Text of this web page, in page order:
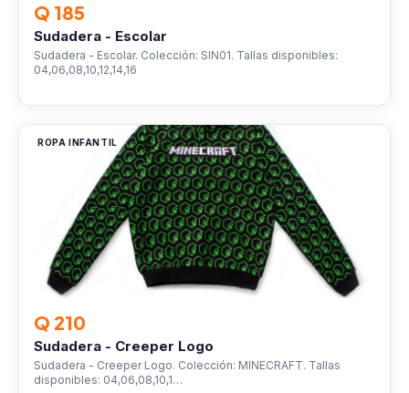
Q 185
Sudadera - Escolar
Sudadera - Escolar. Colección: SIN01. Tallas disponibles:
04,06,08,10,12,14,16
ROPA INFANTIL
Q 210
Sudadera - Creeper Logo
Sudadera - Creeper Logo. Colección: MINECRAFT. Tallas
disponibles: 04,06,08,10,1…